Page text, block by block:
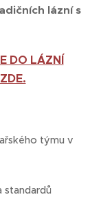
lázní s
DO LÁZNÍ
týmu v
standardů